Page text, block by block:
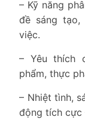
– Kỹ năng
đề sáng tạo,
việc.
– Yêu thích
phẩm, thực
– Nhiệt tình,
động tích cực